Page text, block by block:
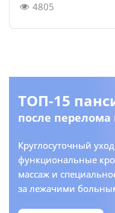
ТОП-15
после
Круглосуточный
функциональные
массаж и
за лежачими
4805